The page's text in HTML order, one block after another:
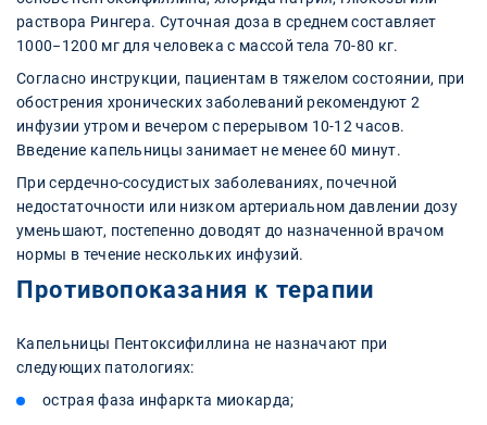
раствора Рингера. Суточная доза в среднем составляет
1000−1200 мг для человека с массой тела 70-80 кг.
Согласно инструкции, пациентам в тяжелом состоянии, при
обострения хронических заболеваний рекомендуют 2
инфузии утром и вечером с перерывом 10-12 часов.
Введение капельницы занимает не менее 60 минут.
При сердечно-сосудистых заболеваниях, почечной
недостаточности или низком артериальном давлении дозу
уменьшают, постепенно доводят до назначенной врачом
нормы в течение нескольких инфузий.
Противопоказания к терапии
Капельницы Пентоксифиллина не назначают при
следующих патологиях:
острая фаза инфаркта миокарда;